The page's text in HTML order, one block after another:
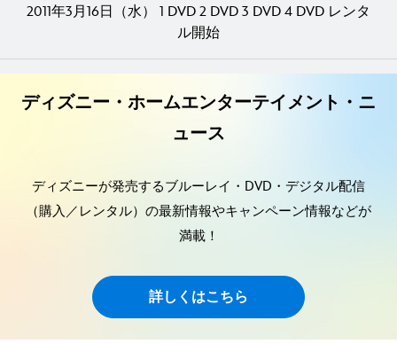
2011年3月16日（水） 1 DVD 2 DVD 3 DVD 4 DVD レンタ
ル開始
ディズニー・ホームエンターテイメント・ニ
ュース
ディズニーが発売するブルーレイ・DVD・デジタル配信
（購入／レンタル）の最新情報やキャンペーン情報などが
満載！
詳しくはこちら